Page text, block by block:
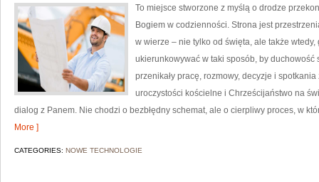
To miejsce stworzone z myślą o drodze
Bogiem w codzienności. Strona jest
w wierze – nie tylko od święta, ale także
ukierunkowywać w taki sposób, by duchowość
przenikały pracę, rozmowy, decyzje i
uroczystości kościelne i Chrześcijaństwo na
dialog z Panem. Nie chodzi o bezbłędny schemat, ale o cierpliwy proces, w
More ]
CATEGORIES: NOWE TECHNOLOGIE